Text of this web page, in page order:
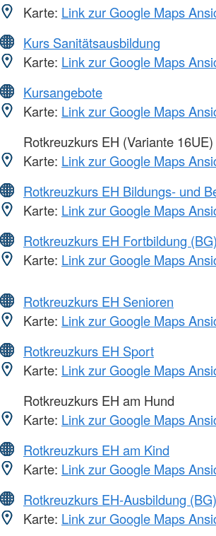
Karte: Link zur Google Maps
Kurs Sanitätsausbildung
Karte: Link zur Google Maps
Kursangebote
Karte: Link zur Google Maps
Rotkreuzkurs EH (Variante 16UE)
Karte: Link zur Google Maps
Rotkreuzkurs EH Bildungs- und
Karte: Link zur Google Maps
Rotkreuzkurs EH Fortbildung (BG)
Karte: Link zur Google Maps
Rotkreuzkurs EH Senioren
Karte: Link zur Google Maps
Rotkreuzkurs EH Sport
Karte: Link zur Google Maps
Rotkreuzkurs EH am Hund
Karte: Link zur Google Maps
Rotkreuzkurs EH am Kind
Karte: Link zur Google Maps
Rotkreuzkurs EH-Ausbildung (BG)
Karte: Link zur Google Maps